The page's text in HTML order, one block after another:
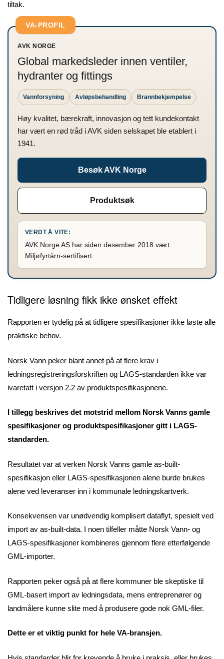
tiltak.
VA-PROFIL
AVK NORGE
Global markedsleder innen ventiler,
hydranter og fittings
Vannforsyning Avløpsbehandling Brannbekjempelse
Høy kvalitet, bærekraft, innovasjon og tett kundekontakt
har vært en rød tråd i AVK siden selskapet ble etablert i
1941.
Besøk AVK Norge
Produktsøk
VERDT Å VITE:
AVK Norge AS har siden desember 2018 vært
Miljøfyrtårn-sertifisert.
Tidligere løsning fikk ikke ønsket effekt
Rapporten er tydelig på at tidligere spesifikasjoner ikke løste alle
praktiske behov.
Norsk Vann peker blant annet på at flere krav i
ledningsregistreringsforskriften og LAGS-standarden ikke var
ivaretatt i versjon 2.2 av produktspesifikasjonene.
I tillegg beskrives det motstrid mellom Norsk Vanns gamle
spesifikasjoner og produktspesifikasjoner gitt i LAGS-
standarden.
Resultatet var at verken Norsk Vanns gamle as-built-
spesifikasjon eller LAGS-spesifikasjonen alene burde brukes
alene ved leveranser inn i kommunale ledningskartverk.
Konsekvensen var unødvendig komplisert dataflyt, spesielt ved
import av as-built-data. I noen tilfeller måtte Norsk Vann- og
LAGS-spesifikasjoner kombineres gjennom flere etterfølgende
GML-importer.
Rapporten peker også på at flere kommuner ble skeptiske til
GML-basert import av ledningsdata, mens entreprenører og
landmålere kunne slite med å produsere gode nok GML-filer.
Dette er et viktig punkt for hele VA-bransjen.